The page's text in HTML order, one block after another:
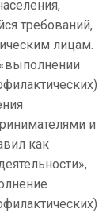
требований,
лицам.
и
как